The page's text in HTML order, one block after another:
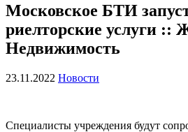
Московское БТИ
риелторские услуги
Недвижимость
23.11.2022 Новости
Специалисты учреждения будут